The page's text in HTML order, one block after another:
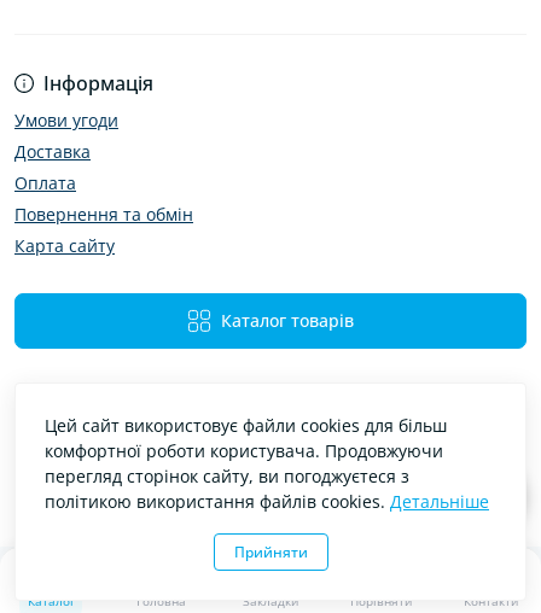
Каталог Головна Закладки
0
Порівняти Контакти
Інформація
Умови угоди
Доставка
Оплата
Повернення та обмін
Карта сайту
Каталог товарів
Bibimir — автотовари та аксесуари © 2026
Цей сайт використовує файли cookies для більш
комфортної роботи користувача. Продовжуючи
перегляд сторінок сайту, ви погоджуєтеся з
політикою використання файлів cookies. Детальніше
Прийняти